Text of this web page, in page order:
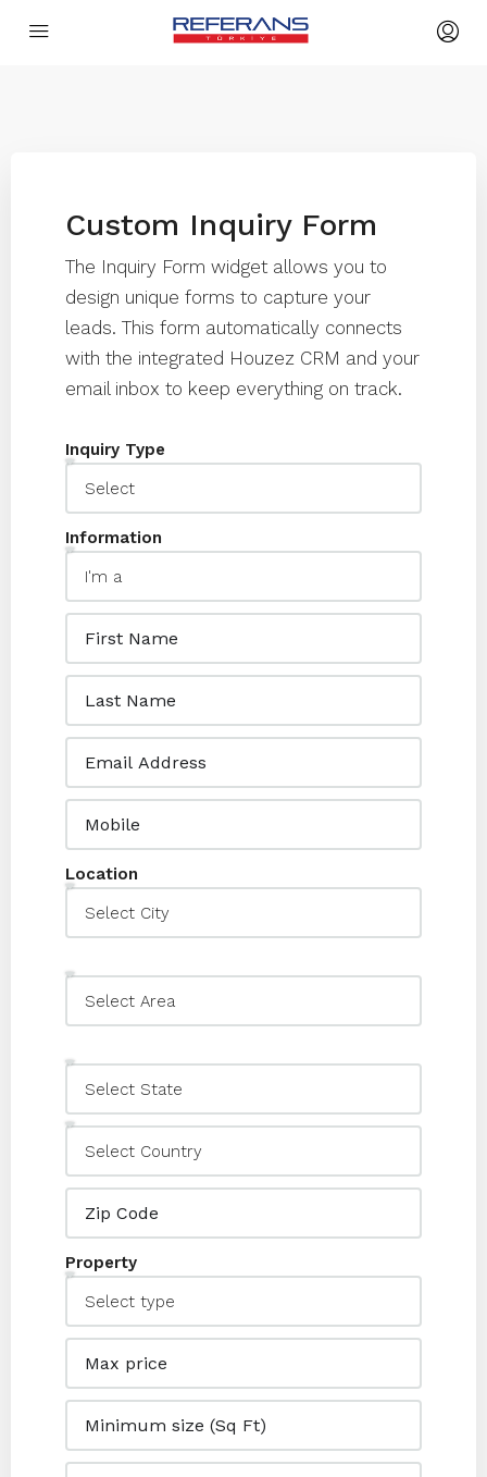
Custom Inquiry Form
The Inquiry Form widget allows you to
design unique forms to capture your
leads. This form automatically connects
with the integrated Houzez CRM and your
email inbox to keep everything on track.
Inquiry Type
Information
Location
Property